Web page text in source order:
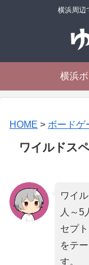
横浜周辺
横浜
HOME > ボードゲ
ワイルドス
ワイ
人～5
セプ
をテ
す。